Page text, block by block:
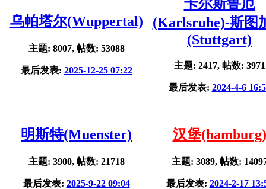
乌帕塔尔(Wuppertal)
主题: 8007, 帖数: 53088
最后发表: 2025-12-25 07:22
卡尔斯鲁厄
(Karlsruhe)-斯图
(Stuttgart)
主题: 2417, 帖数: 3971
最后发表: 2024-4-6
明斯特(Muenster)
主题: 3900, 帖数: 21718
最后发表: 2025-9-22 09:04
汉堡(hamburg)
主题: 3089, 帖数:
最后发表: 2024-2-17